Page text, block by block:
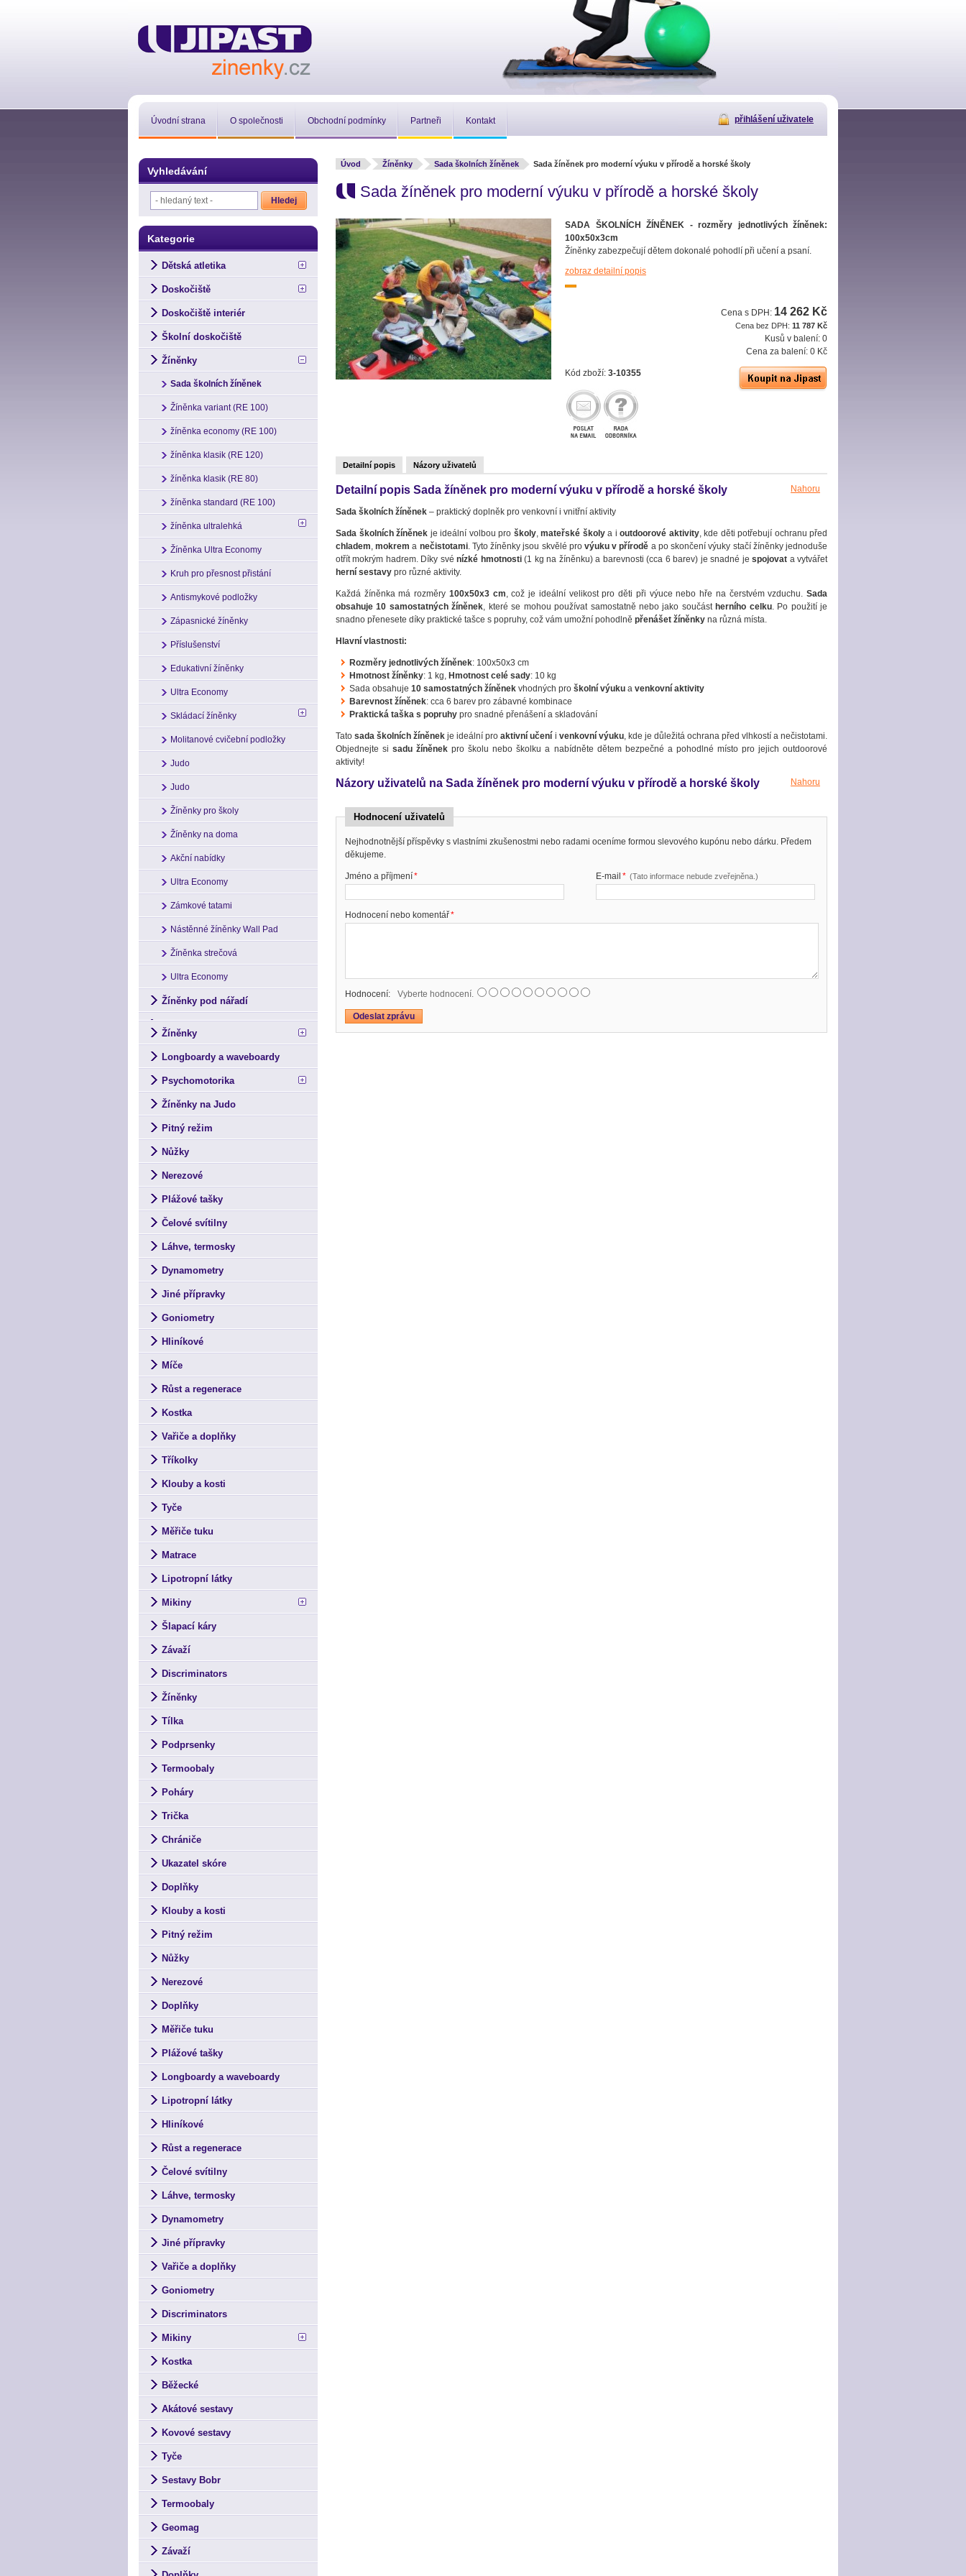
Úvodní strana O společnosti Obchodní podmínky Partneři Kontakt přihlášení uživatele
Úvod Žíněnky Sada školních žíněnek Sada žíněnek pro moderní výuku v přírodě a horské školy
Sada žíněnek pro moderní výuku v přírodě a horské školy
SADA ŠKOLNÍCH ŽÍNĚNEK - rozměry jednotlivých žíněnek:
100x50x3cm
Žíněnky zabezpečují dětem dokonalé pohodlí při učení a psaní.
zobraz detailní popis
Cena s DPH: 14 262 Kč
Cena bez DPH: 11 787 Kč
Kusů v balení: 0
Cena za balení: 0 Kč
Kód zboží: 3-10355
Detailní popis Názory uživatelů
Nahoru
Detailní popis Sada žíněnek pro moderní výuku v přírodě a horské školy
Sada školních žíněnek – praktický doplněk pro venkovní i vnitřní aktivity
Sada školních žíněnek je ideální volbou pro školy, mateřské školya i outdoorové aktivity, kde děti potřebují ochranu před
chladem,mokrem a nečistotami. Tyto žíněnky jsou skvělé provýuku v přírodě a po skončení výuky stačí žíněnky jednoduše
otřít mokrým hadrem. Díky svénízké hmotnosti(1 kg na žíněnku) a barevnosti (cca 6 barev) je snadné jespojovat a vytvářet
herní sestavy pro různé aktivity.
Každá žíněnka má rozměry 100x50x3 cm, což je ideální velikost pro děti při výuce nebo hře na čerstvém vzduchu.Sada
obsahuje 10 samostatných žíněnek, které se mohou používat samostatně nebo jako součást herního celku. Po použití je
snadno přenesete díky praktické tašce s popruhy, což vám umožní pohodlně přenášet žíněnky na různá místa.
Hlavní vlastnosti:
Rozměry jednotlivých žíněnek: 100x50x3 cm
Hmotnost žíněnky: 1 kg, Hmotnost celé sady: 10 kg
Sada obsahuje10 samostatných žíněnek vhodných proškolní výuku avenkovní aktivity
Barevnost žíněnek: cca 6 barev pro zábavné kombinace
Praktická taška s popruhy pro snadné přenášení a skladování
Tatosada školních žíněnek je ideální proaktivní učení i venkovní výuku, kde je důležitá ochrana před vlhkostí a nečistotami.
Objednejte sisadu žíněnek pro školu nebo školku a nabídněte dětem bezpečné a pohodlné místo pro jejich outdoorové
aktivity!
Nahoru
Názory uživatelů na Sada žíněnek pro moderní výuku v přírodě a horské školy
Hodnocení uživatelů
Nejhodnotnější příspěvky s vlastními zkušenostmi nebo radami oceníme formou slevového kupónu nebo dárku. Předem
děkujeme.
Jméno a příjmení* E-mail * (Tato informace nebude zveřejněna.)
Hodnocení nebo komentář*
Hodnocení: Vyberte hodnocení.
Vyhledávání
Kategorie
Dětská atletika
Doskočiště
Doskočiště interiér
Školní doskočiště
Žíněnky
Sada školních žíněnek
Žíněnka variant (RE 100)
žíněnka economy (RE 100)
žíněnka klasik (RE 120)
žíněnka klasik (RE 80)
žíněnka standard (RE 100)
žíněnka ultralehká
Žíněnka Ultra Economy
Kruh pro přesnost přistání
Antismykové podložky
Zápasnické žíněnky
Příslušenství
Edukativní žíněnky
Ultra Economy
Skládací žíněnky
Molitanové cvičební podložky
Judo
Judo
Žíněnky pro školy
Žíněnky na doma
Akční nabídky
Ultra Economy
Zámkové tatami
Nástěnné žíněnky Wall Pad
Žíněnka strečová
Ultra Economy
Žíněnky pod nářadí
Žíněnky
Longboardy a waveboardy
Psychomotorika
Žíněnky na Judo
Pitný režim
Nůžky
Nerezové
Plážové tašky
Čelové svítilny
Láhve, termosky
Dynamometry
Jiné přípravky
Goniometry
Hliníkové
Míče
Růst a regenerace
Kostka
Vařiče a doplňky
Tříkolky
Klouby a kosti
Tyče
Měřiče tuku
Matrace
Lipotropní látky
Mikiny
Šlapací káry
Závaží
Discriminators
Žíněnky
Tílka
Podprsenky
Termoobaly
Poháry
Trička
Chrániče
Ukazatel skóre
Doplňky
Klouby a kosti
Pitný režim
Nůžky
Nerezové
Doplňky
Měřiče tuku
Plážové tašky
Longboardy a waveboardy
Lipotropní látky
Hliníkové
Růst a regenerace
Čelové svítilny
Láhve, termosky
Dynamometry
Jiné přípravky
Vařiče a doplňky
Goniometry
Discriminators
Mikiny
Kostka
Běžecké
Akátové sestavy
Kovové sestavy
Tyče
Sestavy Bobr
Termoobaly
Geomag
Závaží